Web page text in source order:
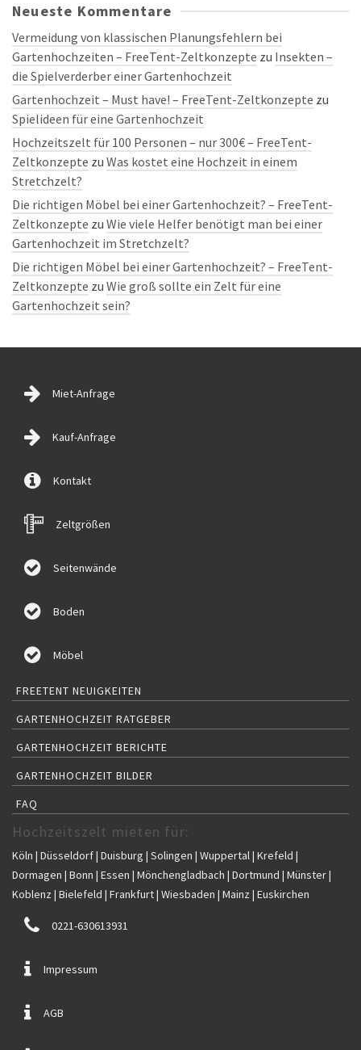
Neueste Kommentare
Vermeidung von klassischen Planungsfehlern bei
Gartenhochzeiten – FreeTent-Zeltkonzepte zu Insekten –
die Spielverderber einer Gartenhochzeit
Gartenhochzeit – Must have! – FreeTent-Zeltkonzepte zu
Spielideen für eine Gartenhochzeit
Hochzeitszelt für 100 Personen – nur 300€ – FreeTent-
Zeltkonzepte zu Was kostet eine Hochzeit in einem
Stretchzelt?
Die richtigen Möbel bei einer Gartenhochzeit? – FreeTent-
Zeltkonzepte zu Wie viele Helfer benötigt man bei einer
Gartenhochzeit im Stretchzelt?
Die richtigen Möbel bei einer Gartenhochzeit? – FreeTent-
Zeltkonzepte zu Wie groß sollte ein Zelt für eine
Gartenhochzeit sein?
Miet-Anfrage
Kauf-Anfrage
Kontakt
Zeltgrößen
Seitenwände
Boden
Möbel
FREETENT NEUIGKEITEN
GARTENHOCHZEIT RATGEBER
GARTENHOCHZEIT BERICHTE
GARTENHOCHZEIT BILDER
FAQ
Hochzeitszelt mieten für:
Köln | Düsseldorf | Duisburg | Solingen | Wuppertal | Krefeld |
Dormagen | Bonn | Essen | Mönchengladbach | Dortmund | Münster |
Koblenz | Bielefeld | Frankfurt | Wiesbaden | Mainz | Euskirchen
0221-630613931
Impressum
AGB